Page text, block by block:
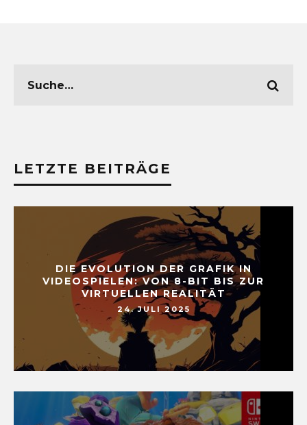
LETZTE BEITRÄGE
DIE EVOLUTION DER GRAFIK IN
VIDEOSPIELEN: VON 8-BIT BIS ZUR
VIRTUELLEN REALITÄT
24. JULI 2025